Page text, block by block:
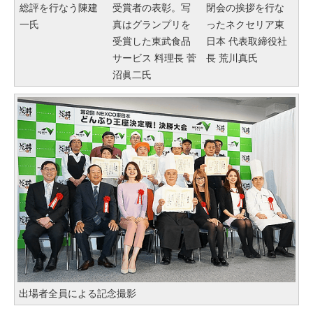
総評を行なう陳建
一氏
受賞者の表彰。写
真はグランプリを
受賞した東武食品
サービス 料理長 菅
沼眞二氏
閉会の挨拶を行な
ったネクセリア東
日本 代表取締役社
長 荒川真氏
出場者全員による記念撮影